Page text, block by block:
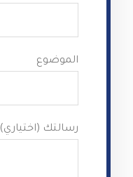
الموضوع
رسالتك (اختياري)